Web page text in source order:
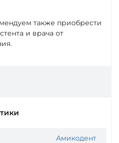
также приобрести
и врача от
Амикодент